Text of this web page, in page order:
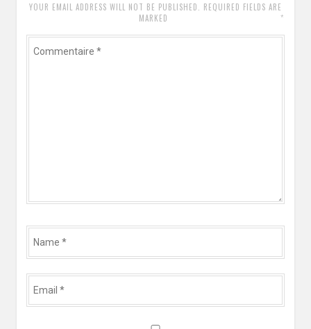
YOUR EMAIL ADDRESS WILL NOT BE PUBLISHED. REQUIRED FIELDS ARE
MARKED
*
Commentaire
Name
*
Email
*